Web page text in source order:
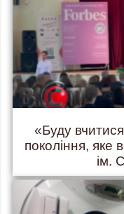
«Буду вчитися
покоління, яке
ім.